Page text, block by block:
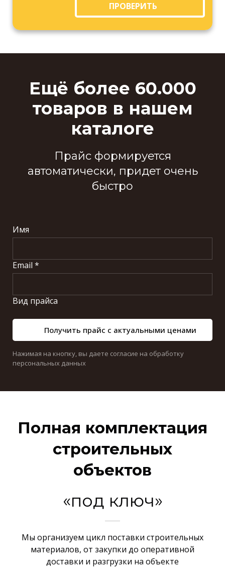
ПРОВЕРИТЬ
Ещё более 60.000
товаров в нашем
каталоге
Прайс формируется
автоматически, придет очень
быстро
Имя
Email *
Вид прайса
Получить прайс с актуальными ценами
Нажимая на кнопку, вы даете согласие на обработку
персональных данных
Полная комплектация
строительных
объектов
«под ключ»
Мы организуем цикл поставки строительных
материалов, от закупки до оперативной
доставки и разгрузки на объекте